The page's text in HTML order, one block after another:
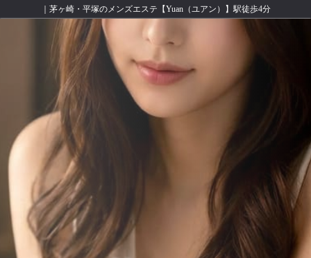
｜茅ヶ崎・平塚のメンズエステ【Yuan（ユアン）】駅徒歩4分